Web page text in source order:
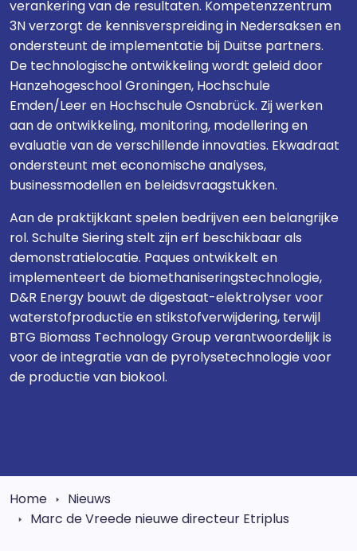
verankering van de resultaten. Kompetenzzentrum
3N verzorgt de kennisverspreiding in Nedersaksen en
ondersteunt de implementatie bij Duitse partners.
De technologische ontwikkeling wordt geleid door
Hanzehogeschool Groningen, Hochschule
Emden/Leer en Hochschule Osnabrück. Zij werken
aan de ontwikkeling, monitoring, modellering en
evaluatie van de verschillende innovaties. Ekwadraat
ondersteunt met economische analyses,
businessmodellen en beleidsvraagstukken.
Aan de praktijkkant spelen bedrijven een belangrijke
rol. Schulte Siering stelt zijn erf beschikbaar als
demonstratielocatie. Paques ontwikkelt en
implementeert de biomethaniseringstechnologie,
D&R Energy bouwt de digestaat-elektrolyser voor
waterstofproductie en stikstofverwijdering, terwijl
BTG Biomass Technology Group verantwoordelijk is
voor de integratie van de pyrolysetechnologie voor
de productie van biokool.
Home
Nieuws
Marc de Vreede nieuwe directeur Etriplus